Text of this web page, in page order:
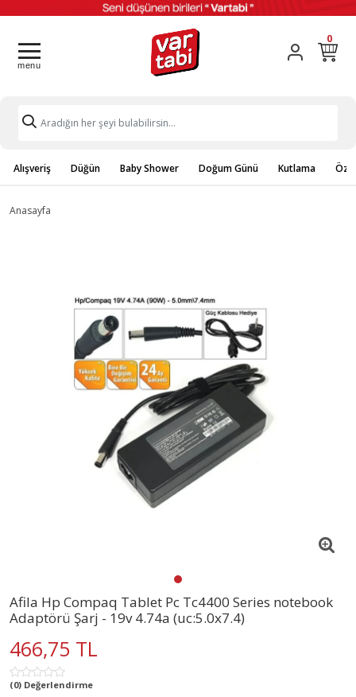
0
Alışveriş Düğün Baby Shower Doğum Günü Kutlama
Anasayfa
Afila Hp Compaq Tablet Pc Tc4400 Series notebook
Adaptörü Şarj - 19v 4.74a (uc:5.0x7.4)
466,75 TL
(0) Değerlendirme